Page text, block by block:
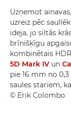
Uzņemot
uzreiz pēc
ideja, jo siltās
brīnišķīgu
kombinētais
5D Mark IV un
pie 16 mm no
saules stariem,
© Erik Colombo